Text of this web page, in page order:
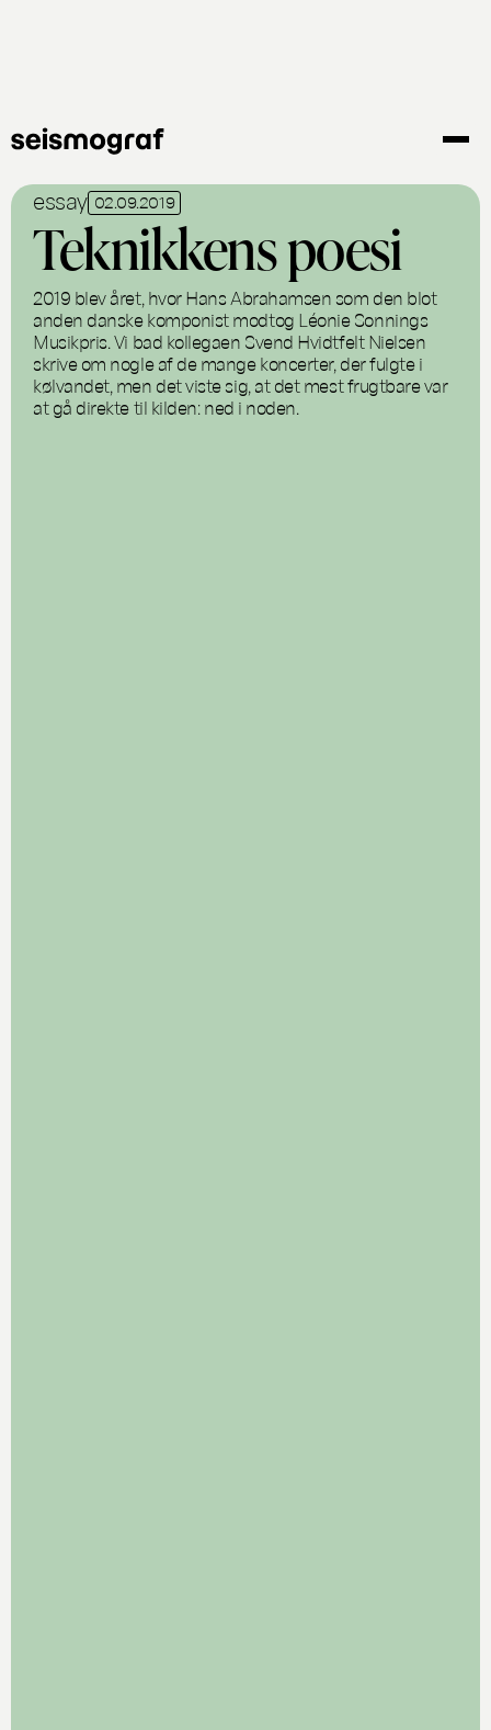
essay 02.09.2019
Teknikkens poesi
2019 blev året, hvor Hans Abrahamsen som den blot
anden danske komponist modtog Léonie Sonnings
Musikpris. Vi bad kollegaen Svend Hvidtfelt Nielsen
skrive om nogle af de mange koncerter, der fulgte i
kølvandet, men det viste sig, at det mest frugtbare var
at gå direkte til kilden: ned i noden.